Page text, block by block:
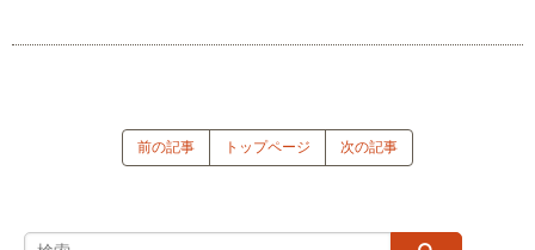
前の記事 トップページ 次の記事